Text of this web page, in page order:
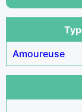
Amoureuse